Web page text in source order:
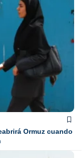
Ormuz cuando